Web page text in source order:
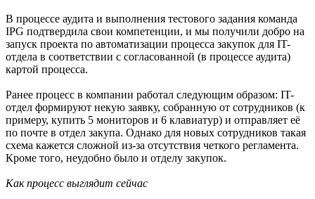
В процессе аудита и выполнения тестового задания команда
IPG подтвердила свои компетенции, и мы получили добро на
запуск проекта по автоматизации процесса закупок для IT-
отдела в соответствии с согласованной (в процессе аудита)
картой процесса.
Ранее процесс в компании работал следующим образом: IT-
отдел формируют некую заявку, собранную от сотрудников (к
примеру, купить 5 мониторов и 6 клавиатур) и отправляет её
по почте в отдел закупа. Однако для новых сотрудников такая
схема кажется сложной из-за отсутствия четкого регламента.
Кроме того, неудобно было и отделу закупок.
Как процесс выглядит сейчас